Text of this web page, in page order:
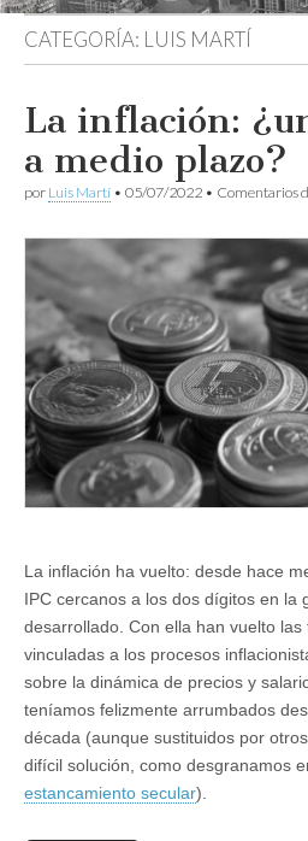
CATEGORÍA: LUIS MARTÍ
La inflación:
a medio plazo?
por Luis Martí • 05/07/2022 • Comentarios
La inflación ha vuelto: desde hace
IPC cercanos a los dos dígitos en la
desarrollado. Con ella han vuelto las
vinculadas a los procesos
sobre la dinámica de precios y
teníamos felizmente arrumbados
década (aunque sustituidos por
difícil solución, como desgranamos
estancamiento secular).